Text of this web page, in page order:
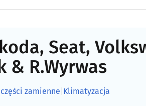
Seat,
& R.Wyrwas
zamienne Klimatyzacja